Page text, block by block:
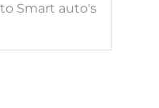
Smart auto's